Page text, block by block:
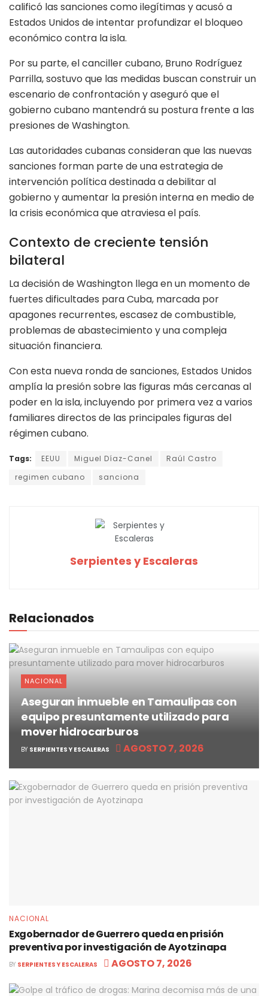
calificó las sanciones como ilegítimas y acusó a
Estados Unidos de intentar profundizar el bloqueo
económico contra la isla.
Por su parte, el canciller cubano, Bruno Rodríguez
Parrilla, sostuvo que las medidas buscan construir un
escenario de confrontación y aseguró que el
gobierno cubano mantendrá su postura frente a las
presiones de Washington.
Las autoridades cubanas consideran que las nuevas
sanciones forman parte de una estrategia de
intervención política destinada a debilitar al
gobierno y aumentar la presión interna en medio de
la crisis económica que atraviesa el país.
Contexto de creciente tensión
bilateral
La decisión de Washington llega en un momento de
fuertes dificultades para Cuba, marcada por
apagones recurrentes, escasez de combustible,
problemas de abastecimiento y una compleja
situación financiera.
Con esta nueva ronda de sanciones, Estados Unidos
amplía la presión sobre las figuras más cercanas al
poder en la isla, incluyendo por primera vez a varios
familiares directos de las principales figuras del
régimen cubano.
Tags: EEUU Miguel Díaz-Canel
Raúl Castro
regimen cubano
sanciona
Serpientes y Escaleras
Relacionados
NACIONAL
Aseguran inmueble en Tamaulipas con
equipo presuntamente utilizado para
mover hidrocarburos
BY SERPIENTES Y ESCALERAS AGOSTO 7, 2026
NACIONAL
Exgobernador de Guerrero queda en prisión
preventiva por investigación de Ayotzinapa
BY SERPIENTES Y ESCALERAS AGOSTO 7, 2026